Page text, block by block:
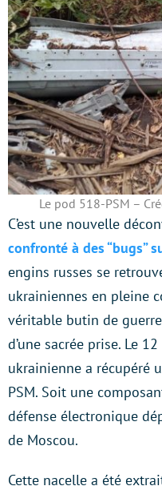
Le pod 518-PSM –
C’est une nouvelle
confronté à des “bugs”
engins russes se
ukrainiennes en pleine
véritable butin de
d’une sacrée prise. Le
ukrainienne a récupéré
PSM. Soit une
défense électronique
de Moscou.
Cette nacelle a été